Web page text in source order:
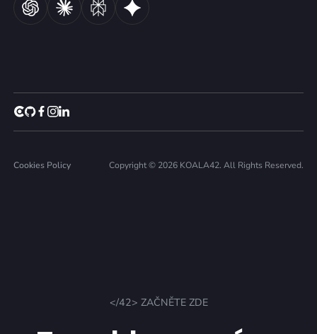
Cookies Policy Copyright © 2026 KOALA42. All Rights Reserved.
</42> ZAČNĚTE ZDE